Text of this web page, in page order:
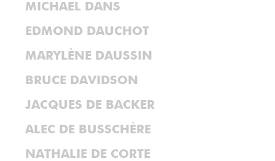
MICHAEL DANS
EDMOND DAUCHOT
MARYLÈNE DAUSSIN
BRUCE DAVIDSON
JACQUES DE BACKER
ALEC DE BUSSCHÈRE
NATHALIE DE CORTE